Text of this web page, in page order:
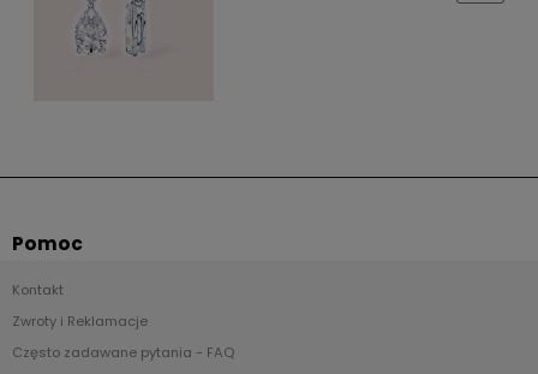
Pomoc
Kontakt
Zwroty i Reklamacje
Często zadawane pytania - FAQ